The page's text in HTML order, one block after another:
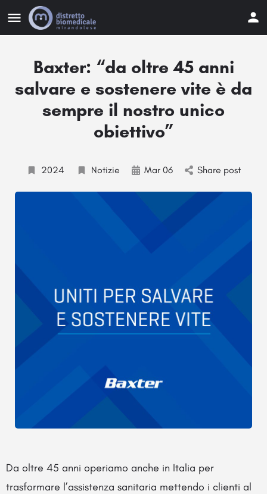
Baxter: “da oltre 45 anni
salvare e sostenere vite è da
sempre il nostro unico
obiettivo”
2024 Notizie Mar 06 Share post
Da oltre 45 anni operiamo anche in Italia per
trasformare l’assistenza sanitaria mettendo i clienti al